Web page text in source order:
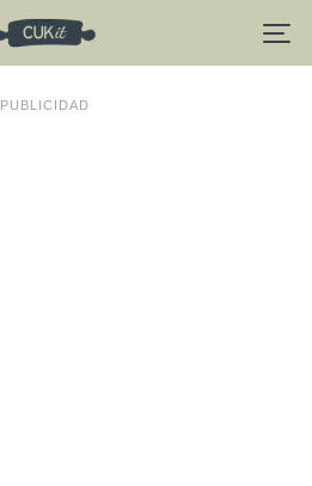
PUBLICIDAD